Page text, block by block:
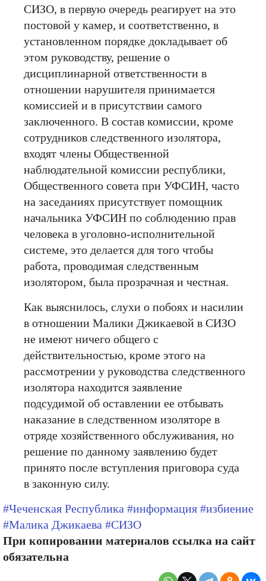
СИЗО, в первую очередь реагирует на это
постовой у камер, и соответственно, в
установленном порядке докладывает об
этом руководству, решение о
дисциплинарной ответственности в
отношении нарушителя принимается
комиссией и в присутствии самого
заключенного. В состав комиссии, кроме
сотрудников следственного изолятора,
входят члены Общественной
наблюдательной комиссии республики,
Общественного совета при УФСИН, часто
на заседаниях присутствует помощник
начальника УФСИН по соблюдению прав
человека в уголовно-исполнительной
системе, это делается для того чтобы
работа, проводимая следственным
изолятором, была прозрачная и честная.
Как выяснилось, слухи о побоях и насилии
в отношении Малики Джикаевой в СИЗО
не имеют ничего общего с
действительностью, кроме этого на
рассмотрении у руководства следственного
изолятора находится заявление
подсудимой об оставлении ее отбывать
наказание в следственном изоляторе в
отряде хозяйственного обслуживания, но
решение по данному заявлению будет
принято после вступления приговора суда
в законную силу.
#Чеченская Республика #информация #избиение
#Малика Джикаева #СИЗО
При копировании материалов ссылка на сайт
обязательна